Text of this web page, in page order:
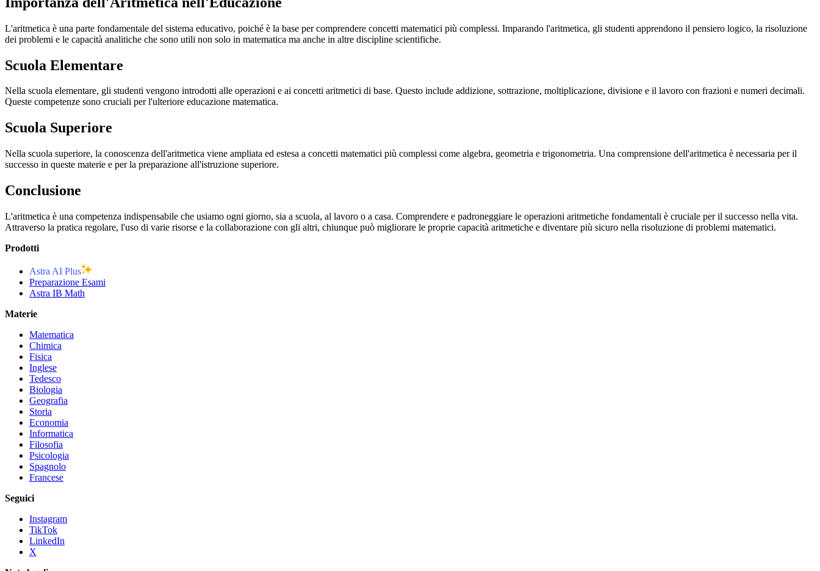
L'aritmetica è una parte fondamentale del sistema educativo, poiché è la base per comprendere concetti matematici più complessi. Imparando l'aritmetica, gli studenti apprendono il pensiero logico, la risoluzione
dei problemi e le capacità analitiche che sono utili non solo in matematica ma anche in altre discipline scientifiche.
Scuola Elementare
Nella scuola elementare, gli studenti vengono introdotti alle operazioni e ai concetti aritmetici di base. Questo include addizione, sottrazione, moltiplicazione, divisione e il lavoro con frazioni e numeri decimali.
Queste competenze sono cruciali per l'ulteriore educazione matematica.
Scuola Superiore
Nella scuola superiore, la conoscenza dell'aritmetica viene ampliata ed estesa a concetti matematici più complessi come algebra, geometria e trigonometria. Una comprensione dell'aritmetica è necessaria per il
successo in queste materie e per la preparazione all'istruzione superiore.
Conclusione
L'aritmetica è una competenza indispensabile che usiamo ogni giorno, sia a scuola, al lavoro o a casa. Comprendere e padroneggiare le operazioni aritmetiche fondamentali è cruciale per il successo nella vita.
Attraverso la pratica regolare, l'uso di varie risorse e la collaborazione con gli altri, chiunque può migliorare le proprie capacità aritmetiche e diventare più sicuro nella risoluzione di problemi matematici.
Prodotti
Astra AI Plus
Preparazione Esami
Astra IB Math
Materie
Matematica
Chimica
Fisica
Inglese
Tedesco
Biologia
Geografia
Storia
Economia
Informatica
Filosofia
Psicologia
Spagnolo
Francese
Seguici
Instagram
TikTok
LinkedIn
X